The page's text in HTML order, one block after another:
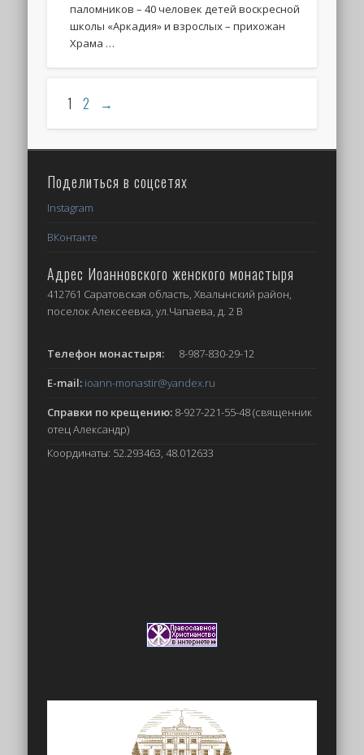
паломников – 40 человек детей воскресной
школы «Аркадия» и взрослых – прихожан
Храма …
1 2 →
Поделиться в соцсетях
Instagram
ВКонтакте
Адрес Иоанновского женского монастыря
412761 Саратовская область, Хвалынский район,
поселок Алексеевка, ул.Чапаева, д. 2 В
Телефон монастыря:
8-987-830-29-12
E-mail: ioann-monastir@yandex.ru
Справки по крещению: 8-927-221-55-48 (священник
отец Александр)
Координаты: 52.293463, 48.012633